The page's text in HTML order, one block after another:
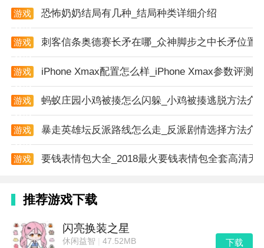
美少女的换装衣橱的操作界面简单直观，玩家可以轻松
上手并进行游戏。游戏中拥有大量的装扮选项和任务设
计，保证了游戏的可玩性和持久性。游戏提供了与其他
玩家分享和交流的平台，增加了游戏的社交互动性。美
少女的换装衣橱游戏会定期推出新的更新和活动，保持
了玩家的兴趣和参与度。
游戏
恐怖奶奶结局有几种_结局种类详细介绍
游戏
刺客信条奥德赛长矛在哪_众神脚步之中长矛位置
游戏
iPhone Xmax配置怎么样_iPhone Xmax参数评测
游戏
蚂蚁庄园小鸡被揍怎么闪躲_小鸡被揍逃脱方法介
游戏
暴走英雄坛反派路线怎么走_反派剧情选择方法介
游戏
要钱表情包大全_2018最火要钱表情包全套高清无
推荐游戏下载
闪亮换装之星
休闲益智 47.52MB 下载